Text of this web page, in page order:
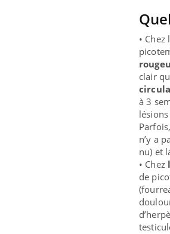
• Chez
clair
à 3
n’y a
nu) et
• Chez
de